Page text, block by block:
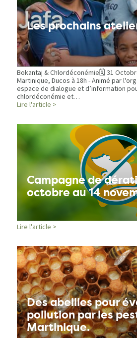
Les prochains
Bokantaj & Chlordéconémie🗓️ 31
Martinique, Ducos à 18h - Animé par
espace de dialogue et d’information
chlordéconémie et…
Lire l'article >
Campagne de
octobre au 14
Lire l'article >
Des abeilles pour
pollution par les
Martinique.